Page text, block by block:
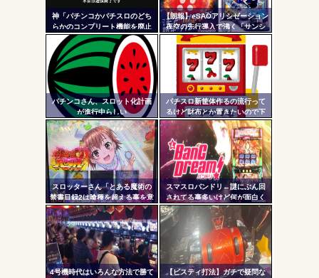
AngelBeats!とかいうクソアニメの思い出ｗｗｗ
Powered by livedoor 相互RSS
神「パチンコかパチスロのどち
らかのコンプリート機能を廃止
して出し放題にします！」←ど
っち選ぶ？？？
【朗報】eSAOアリシゼーション
夜空の先行導入で沸く「サンシ
ャインKYORAKU平針」2日連続
で総差枚10万枚超えの祭りを開
催中ｗｗｗｗ
パチンコさん、スロット化計画
が進行中らしい
パチスロ新筐体作るの流行って
るけど財布とか置きたいので下
皿とか今まで通りがいいわ
スロッターさん「とある魔術の
禁書目録2は喰種を超える事を意
識して作ってるだけあって、演
出・ゲーム性は東京喰種よりも
良い」
スマスロバンドリ←謎にぶん回
されてる事多いけど何が面白く
て打ってるの？？？
4号機時代はいろんな方法で勝て 【ビスティ打法】ガチで疑問な
- 固
定リ
ンク
更新
ツー
ル